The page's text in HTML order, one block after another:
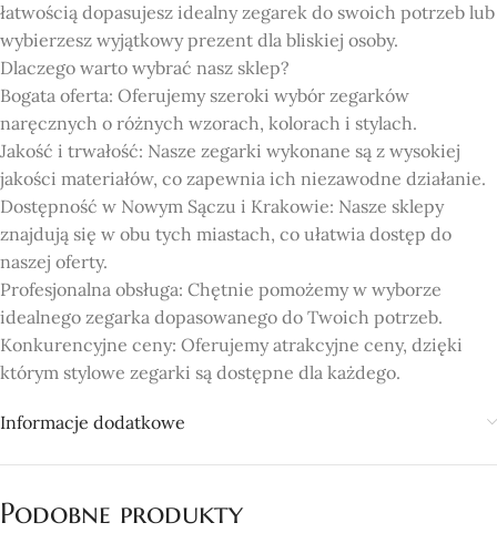
łatwością dopasujesz idealny zegarek do swoich potrzeb lub
wybierzesz wyjątkowy prezent dla bliskiej osoby.
Dlaczego warto wybrać nasz sklep?
Bogata oferta: Oferujemy szeroki wybór zegarków
naręcznych o różnych wzorach, kolorach i stylach.
Jakość i trwałość: Nasze zegarki wykonane są z wysokiej
jakości materiałów, co zapewnia ich niezawodne działanie.
Dostępność w Nowym Sączu i Krakowie: Nasze sklepy
znajdują się w obu tych miastach, co ułatwia dostęp do
naszej oferty.
Profesjonalna obsługa: Chętnie pomożemy w wyborze
idealnego zegarka dopasowanego do Twoich potrzeb.
Konkurencyjne ceny: Oferujemy atrakcyjne ceny, dzięki
którym stylowe zegarki są dostępne dla każdego.
Informacje dodatkowe
Podobne produkty